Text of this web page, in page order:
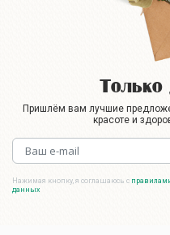
Только
Пришлём вам лучшие
красоте и
Нажимая кнопку, я соглашаюсь с
данных